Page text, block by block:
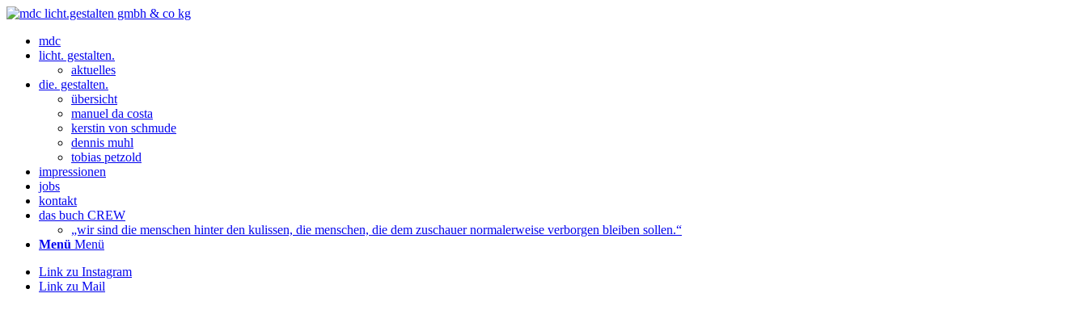
mdc
licht. gestalten.
aktuelles
die. gestalten.
übersicht
manuel da costa
kerstin von schmude
dennis muhl
tobias petzold
impressionen
jobs
kontakt
das buch CREW
„wir sind die menschen hinter den kulissen, die menschen, die dem zuschauer normalerweise verborgen bleiben sollen.“
Menü Menü
Link zu Instagram
Link zu Mail